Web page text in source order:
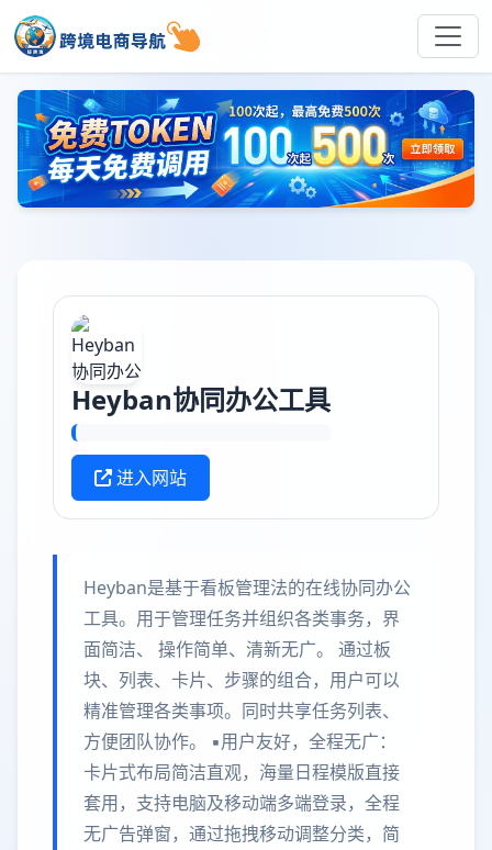
Heyban协同办公工具
进入网站
Heyban是基于看板管理法的在线协同办公
工具。用于管理任务并组织各类事务，界
面简洁、 操作简单、清新无广。 通过板
块、列表、卡片、步骤的组合，用户可以
精准管理各类事项。同时共享任务列表、
方便团队协作。 ▪️用户友好，全程无广：
卡片式布局简洁直观，海量日程模版直接
套用，支持电脑及移动端多端登录，全程
无广告弹窗，通过拖拽移动调整分类，简